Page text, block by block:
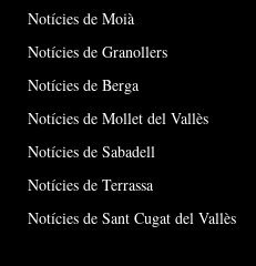
Notícies de Moià
Notícies de Granollers
Notícies de Berga
Notícies de Mollet del Vallès
Notícies de Sabadell
Notícies de Terrassa
Notícies de Sant Cugat del Vallès